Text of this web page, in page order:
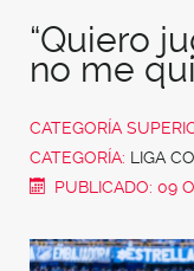
“Quiero
no me
CATEGORÍA
CATEGORÍA: LIGA
PUBLICADO: 09